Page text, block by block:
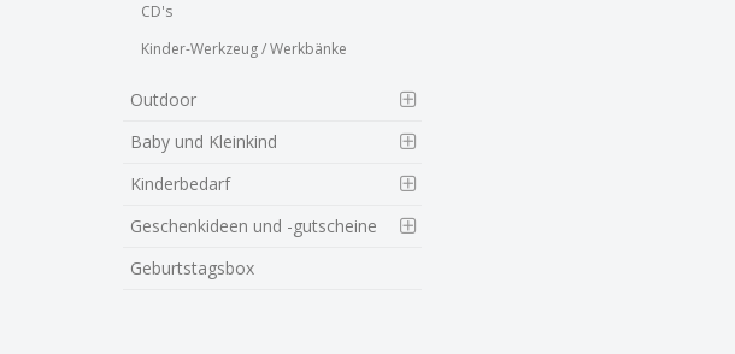
CD's
Kinder-Werkzeug / Werkbänke
Outdoor
Baby und Kleinkind
Kinderbedarf
Geschenkideen und -gutscheine
Geburtstagsbox